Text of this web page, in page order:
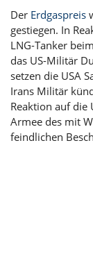
Der Erdgaspreis
gestiegen. In
LNG-Tanker
das US-Militär
setzen die USA
Irans Militär
Reaktion auf die
Armee des mit
feindlichen